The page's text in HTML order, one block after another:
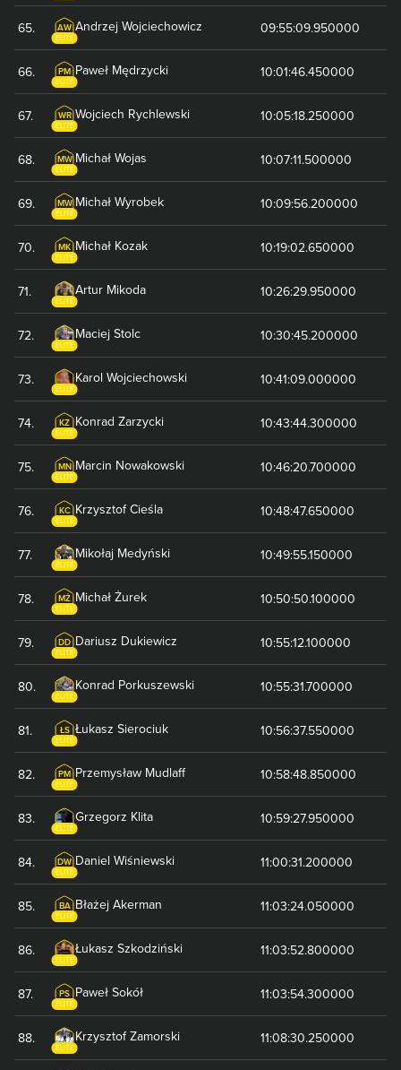
65. AW
ELITE
Andrzej Wojciechowicz 09:55:09.950000
66. PM
ELITE
Paweł Mędrzycki 10:01:46.450000
67. WR
ELITE
Wojciech Rychlewski 10:05:18.250000
68. MW
ELITE
Michał Wojas 10:07:11.500000
69. MW
ELITE
Michał Wyrobek 10:09:56.200000
70. MK
ELITE
Michał Kozak 10:19:02.650000
71.
ELITE
Artur Mikoda 10:26:29.950000
72.
ELITE
Maciej Stolc 10:30:45.200000
73.
ELITE
Karol Wojciechowski 10:41:09.000000
74. KZ
ELITE
Konrad Zarzycki 10:43:44.300000
75. MN
ELITE
Marcin Nowakowski 10:46:20.700000
76. KC
ELITE
KrzysztofCieśla 10:48:47.650000
77.
ELITE
Mikołaj Medyński 10:49:55.150000
78. MŻ
ELITE
Michał Żurek 10:50:50.100000
79. DD
ELITE
Dariusz Dukiewicz 10:55:12.100000
80.
ELITE
Konrad Porkuszewski 10:55:31.700000
81. ŁS
ELITE
Łukasz Sierociuk 10:56:37.550000
82. PM
ELITE
Przemysław Mudlaff 10:58:48.850000
83.
ELITE
Grzegorz Klita 10:59:27.950000
84. DW
ELITE
Daniel Wiśniewski 11:00:31.200000
85. BA
ELITE
Błażej Akerman 11:03:24.050000
86.
ELITE
Łukasz Szkodziński 11:03:52.800000
87. PS
ELITE
Paweł Sokół 11:03:54.300000
88.
ELITE
Krzysztof Zamorski 11:08:30.250000